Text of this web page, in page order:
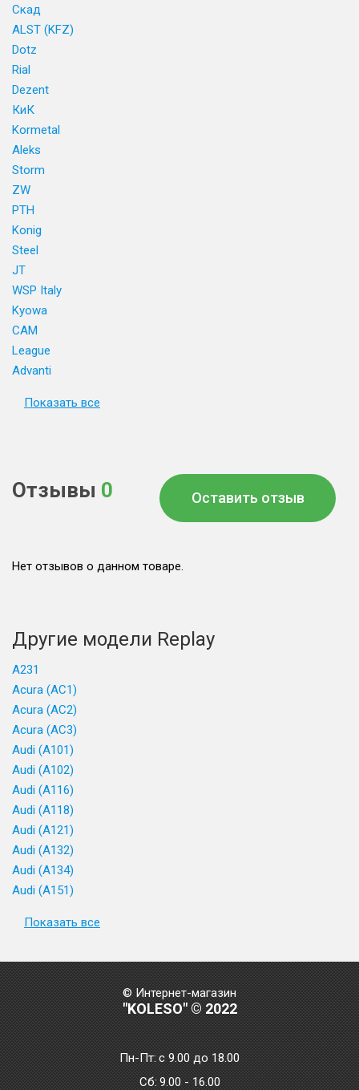
Скад
ALST (KFZ)
Dotz
Rial
Dezent
КиК
Kormetal
Aleks
Storm
ZW
PTH
Konig
Steel
JT
WSP Italy
Kyowa
CAM
League
Advanti
Показать все
Отзывы 0 Оставить отзыв
Нет отзывов о данном товаре.
Другие модели Replay
A231
Acura (AC1)
Acura (AC2)
Acura (AC3)
Audi (A101)
Audi (A102)
Audi (A116)
Audi (A118)
Audi (A121)
Audi (A132)
Audi (A134)
Audi (A151)
Показать все
© Интернет-магазин
"KOLESO" © 2022
Пн-Пт:с 9.00 до 18.00
Сб: 9.00 - 16.00